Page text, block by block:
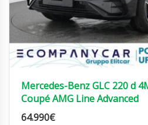
Mercedes-Benz GLC 220 d
Coupé AMG Line Advanced
64.990€